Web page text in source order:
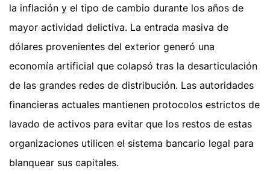
la inflación y el tipo de cambio durante los años de
mayor actividad delictiva. La entrada masiva de
dólares provenientes del exterior generó una
economía artificial que colapsó tras la desarticulación
de las grandes redes de distribución. Las autoridades
financieras actuales mantienen protocolos estrictos de
lavado de activos para evitar que los restos de estas
organizaciones utilicen el sistema bancario legal para
blanquear sus capitales.